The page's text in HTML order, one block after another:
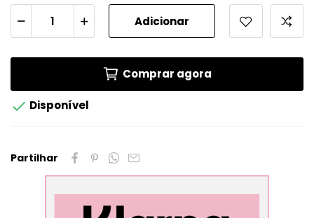
Adicionar
Comprar agora
 Disponível
Partilhar